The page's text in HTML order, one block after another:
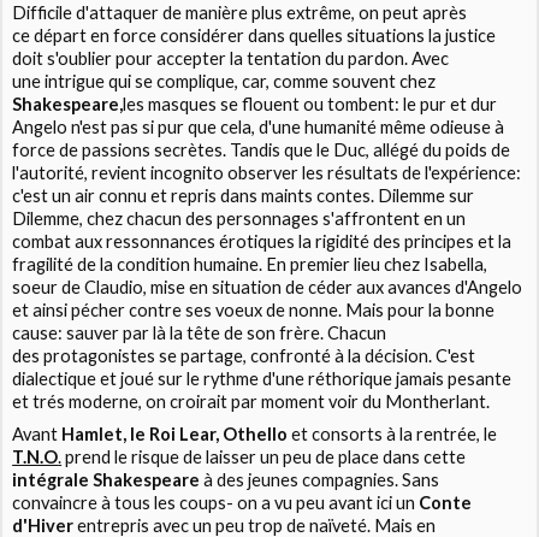
Difficile d'attaquer de manière plus extrême, on peut après
ce départ en force considérer dans quelles situations la justice
doit s'oublier pour accepter la tentation du pardon. Avec
une intrigue qui se complique, car, comme souvent chez
Shakespeare,les masques se flouent ou tombent: le pur et dur
Angelo n'est pas si pur que cela, d'une humanité même odieuse à
force de passions secrètes. Tandis que le Duc, allégé du poids de
l'autorité, revient incognito observer les résultats de l'expérience:
c'est un air connu et repris dans maints contes. Dilemme sur
Dilemme, chez chacun des personnages s'affrontent en un
combat aux ressonnances érotiques la rigidité des principes et la
fragilité de la condition humaine. En premier lieu chez Isabella,
soeur de Claudio, mise en situation de céder aux avances d'Angelo
et ainsi pécher contre ses voeux de nonne. Mais pour la bonne
cause: sauver par là la tête de son frère. Chacun
des protagonistes se partage, confronté à la décision. C'est
dialectique et joué sur le rythme d'une réthorique jamais pesante
et trés moderne, on croirait par moment voir du Montherlant.
Avant Hamlet, le Roi Lear, Othello et consorts à la rentrée, le
T.N.O.prend le risque de laisser un peu de place dans cette
intégrale Shakespeare à des jeunes compagnies. Sans
convaincre à tous les coups- on a vu peu avant ici un Conte
d'Hiverentrepris avec un peu trop de naïveté. Mais en